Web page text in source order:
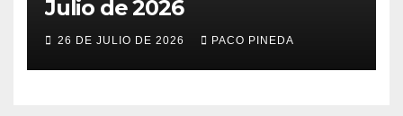
Julio de 2026
26 DE JULIO DE 2026 PACO PINEDA